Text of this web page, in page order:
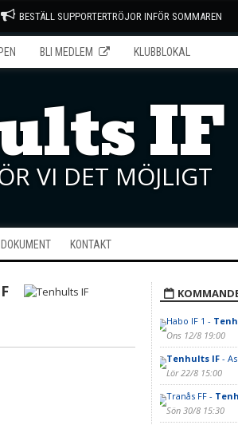
BESTÄLL SUPPORTERTRÖJOR INFÖR SOMMAREN
BLI MEDLEM KLUBBLOKAL
IF
VI DET MÖJLIGT
DOKUMENT KONTAKT
Habo IF 1 -
Ons 12/8 19:00
Tenhults IF-
Lör 22/8 15:00
Tranås FF -
Sön 30/8 15:30